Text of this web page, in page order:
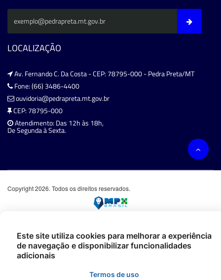
LOCALIZAÇÃO
Av. Fernando C. Da Costa - CEP: 78795-000 - Pedra Preta/MT
Fone: (66) 3486-4400
ouvidoria@pedrapreta.mt.gov.br
CEP: 78795-000
Atendimento: Das 12h às 18h,
De Segunda à Sexta.
Copyright 2026. Todos os direitos reservados.
Este site utiliza cookies para melhorar a experiência
de navegação e disponibilizar funcionalidades
adicionais
Termos de uso